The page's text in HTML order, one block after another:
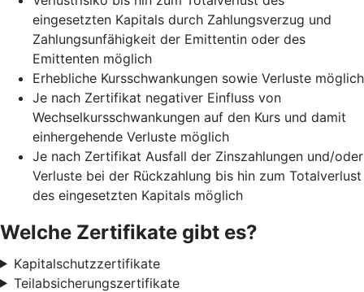
eingesetzten Kapitals durch Zahlungsverzug und
Zahlungsunfähigkeit der Emittentin oder des
Emittenten möglich
Erhebliche Kursschwankungen sowie Verluste möglich
Je nach Zertifikat negativer Einfluss von
Wechselkursschwankungen auf den Kurs und damit
einhergehende Verluste möglich
Je nach Zertifikat Ausfall der Zinszahlungen und/oder
Verluste bei der Rückzahlung bis hin zum Totalverlust
des eingesetzten Kapitals möglich
Welche Zertifikate gibt es?
Kapitalschutzzertifikate
Teilabsicherungszertifikate